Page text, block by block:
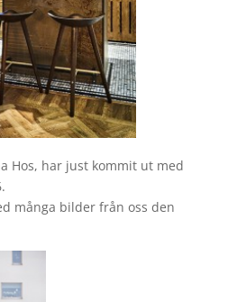
Hos, har just kommit ut med
många bilder från oss den